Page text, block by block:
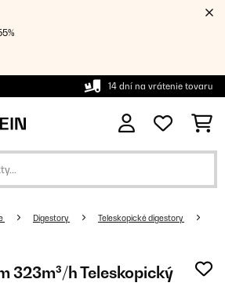
14 dní na vrátenie tovaru
Digestory Teleskopické digestory
323m³/h Teleskopický